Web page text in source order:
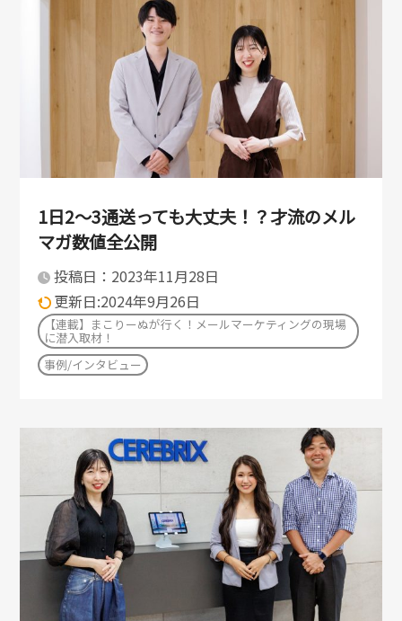
1日2〜3通送っても大丈夫！？才流のメル
マガ数値全公開
投稿日：2023年11月28日
更新日:2024年9月26日
【連載】まこりーぬが行く！メールマーケティングの現場
に潜入取材！
事例/インタビュー